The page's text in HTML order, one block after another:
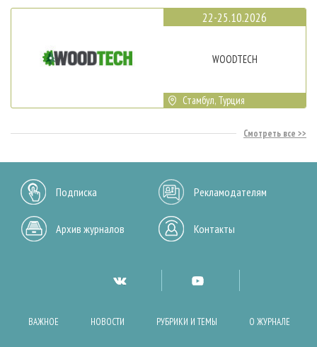
22-25.10.2026
WOODTECH
Стамбул, Турция
Смотреть все
Подписка Рекламодателям
Архив журналов Контакты
ВАЖНОЕ НОВОСТИ РУБРИКИ И ТЕМЫ О ЖУРНАЛЕ